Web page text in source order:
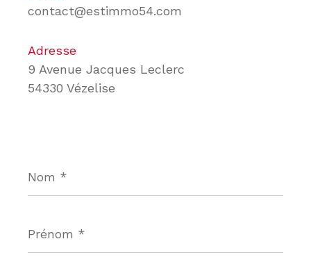
contact@estimmo54.com
Adresse
9 Avenue Jacques Leclerc
54330 Vézelise
*
*